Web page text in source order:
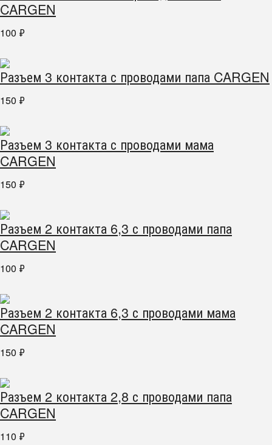
CARGEN
100 ₽
Разъем 3 контакта с проводами папа CARGEN
150 ₽
Разъем 3 контакта с проводами мама
CARGEN
150 ₽
Разъем 2 контакта 6,3 с проводами папа
CARGEN
100 ₽
Разъем 2 контакта 6,3 с проводами мама
CARGEN
150 ₽
Разъем 2 контакта 2,8 с проводами папа
CARGEN
110 ₽